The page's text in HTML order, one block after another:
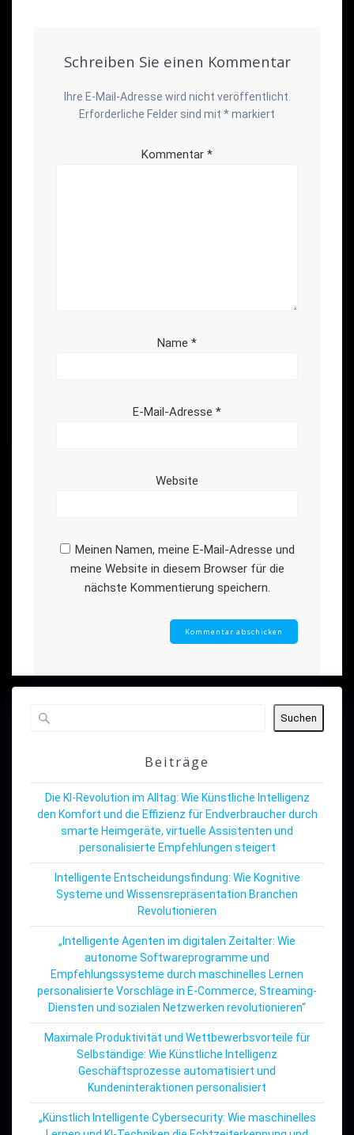
Schreiben Sie einen Kommentar
Ihre E-Mail-Adresse wird nicht veröffentlicht.
Erforderliche Felder sind mit *markiert
Kommentar *
Name *
E-Mail-Adresse *
Website
Meinen Namen, meine E-Mail-Adresse und
meine Website in diesem Browser für die
nächste Kommentierung speichern.
Suchen
Beiträge
Die KI-Revolution im Alltag: Wie Künstliche Intelligenz
den Komfort und die Effizienz für Endverbraucher durch
smarte Heimgeräte, virtuelle Assistenten und
personalisierte Empfehlungen steigert
Intelligente Entscheidungsfindung: Wie Kognitive
Systeme und Wissensrepräsentation Branchen
Revolutionieren
„Intelligente Agenten im digitalen Zeitalter: Wie
autonome Softwareprogramme und
Empfehlungssysteme durch maschinelles Lernen
personalisierte Vorschläge in E-Commerce, Streaming-
Diensten und sozialen Netzwerken revolutionieren“
Maximale Produktivität und Wettbewerbsvorteile für
Selbständige: Wie Künstliche Intelligenz
Geschäftsprozesse automatisiert und
Kundeninteraktionen personalisiert
„Künstlich Intelligente Cybersecurity: Wie maschinelles